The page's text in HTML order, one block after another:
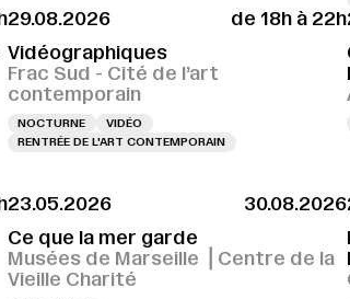
29.08.2026
de 18h à 22h
Vidéographiques
Frac Sud - Cité de l’art
contemporain
NOCTURNE
VIDÉO
RENTRÉE DE L'ART CONTEMPORAIN
23.05.2026
30.08.2026
Ce que la mer garde
Musées de Marseille ⎪Centre de la
Vieille Charité